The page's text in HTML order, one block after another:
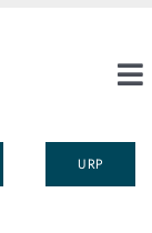
URP